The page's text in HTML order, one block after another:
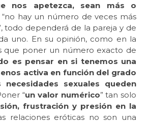
nos apetezca, sean más o
“no hay un número de veces más
todo dependerá de la pareja y de
uno. En su opinión, como en la
que poner un número exacto de
es pensar en si tenemos una
activa en función del grado
sexuales queden
“un valor numérico” tan solo
frustración y presión en la
relaciones eróticas no son una